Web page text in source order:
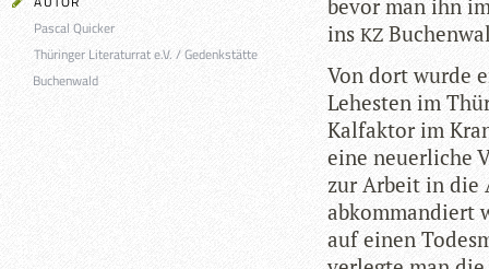
Pascal Quicker
Thüringer Literaturrat e.V. / Gedenkstätte
Buchenwald
bevor man ihn
ins KZ
Von dort wurde
Lehes­ten im
Kal­fak­tor im
eine neu­er­li­che
zur Arbeit in die
abkom­man­diert
auf einen